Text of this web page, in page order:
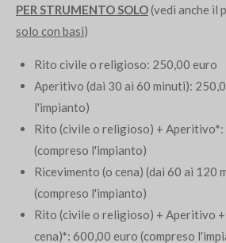
PER STRUMENTO SOLO(vedi anche il
solo con basi)
Rito civile o religioso: 250,00 euro
Aperitivo (dai 30 ai 60 minuti):
l'impianto)
Rito (civile o religioso) + Aperitivo*
(compreso l'impianto)
Ricevimento (o cena) (dai 60 ai 120
(compreso l'impianto)
Rito (civile o religioso) + Aperitivo
cena)*: 600,00 euro (compreso